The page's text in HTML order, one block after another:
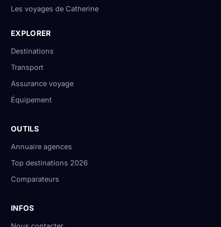
Les voyages de Catherine
EXPLORER
Destinations
Transport
Assurance voyage
Équipement
OUTILS
Annuaire agences
Top destinations 2026
Comparateurs
INFOS